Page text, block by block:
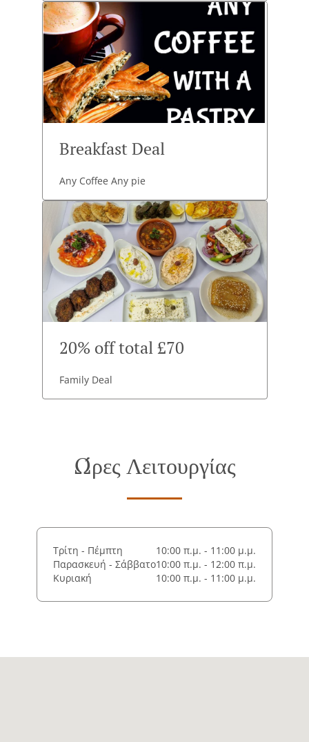
Breakfast Deal
Any Coffee Any pie
20% off total £70
Family Deal
Ώρες Λειτουργίας
Τρίτη - Πέμπτη
10:00 π.μ. - 11:00 μ.μ.
Παρασκευή - Σάββατο10:00 π.μ. - 12:00 π.μ.
Κυριακή
10:00 π.μ. - 11:00 μ.μ.